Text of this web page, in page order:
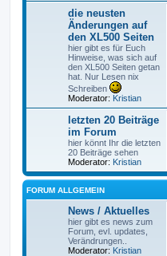
die neusten
Änderungen auf
den XL500 Seiten
hier gibt es für Euch
Hinweise, was sich auf
den XL500 Seiten getan
hat. Nur Lesen nix
Schreiben
Moderator: Kristian
letzten 20 Beiträge
im Forum
hier könnt Ihr die letzten
20 Beiträge sehen
Moderator: Kristian
FORUM ALLGEMEIN
News / Aktuelles
hier gibt es news zum
Forum, evl. updates,
Verändrungen..
Moderator: Kristian